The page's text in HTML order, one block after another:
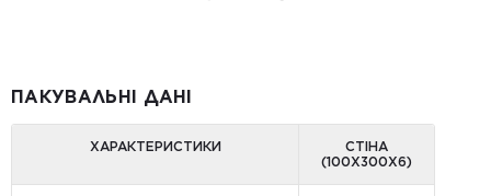
ПАКУВАЛЬНІ ДАНІ
ХАРАКТЕРИСТИКИ
СТІНА
(100Х300Х6)